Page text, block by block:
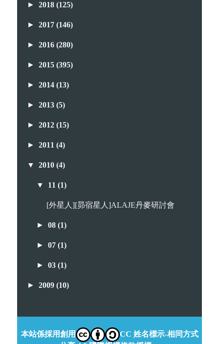
► 2018 (125)
► 2017 (146)
► 2016 (280)
► 2015 (395)
► 2014 (13)
► 2013 (5)
► 2012 (15)
► 2011 (4)
▼ 2010 (4)
▼ 11(1)
[外星人][昴宿星人]ALAJE丹麥研討會
►08(1)
►07(1)
►03(1)
► 2009 (10)
本站係採用創用
CC 姓名標示-相同方式